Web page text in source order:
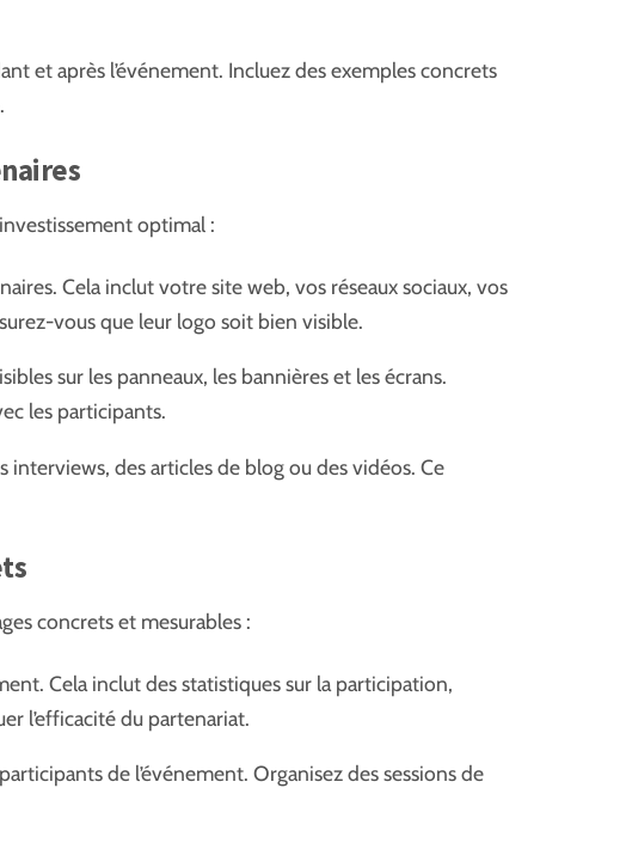
et après l’événement. Incluez des exemples concrets
optimal :
Cela inclut votre site web, vos réseaux sociaux, vos
vous que leur logo soit bien visible.
sur les panneaux, les bannières et les écrans.
les participants.
des articles de blog ou des vidéos. Ce
concrets et mesurables :
Cela inclut des statistiques sur la participation,
l’efficacité du partenariat.
de l’événement. Organisez des sessions de